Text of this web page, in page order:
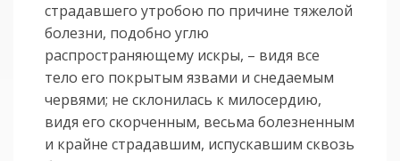
страдавшего утробою по причине тяжелой
болезни, подобно углю
распространяющему искры, – видя все
тело его покрытым язвами и снедаемым
червями; не склонилась к милосердию,
видя его скорченным, весьма болезненным
и крайне страдавшим, испускавшим сквозь